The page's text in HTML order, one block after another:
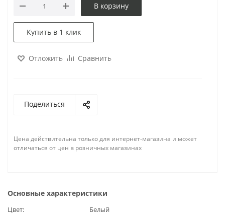
В корзину
Купить в 1 клик
Отложить Сравнить
Поделиться
Цена действительна только для интернет-магазина и может
отличаться от цен в розничных магазинах
Основные характеристики
Цвет Белый